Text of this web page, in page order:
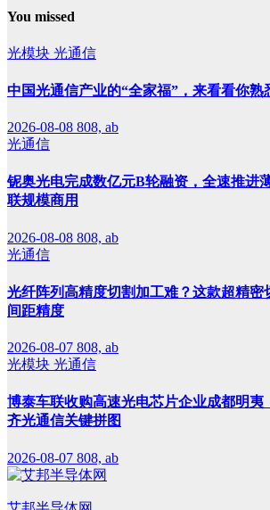
You missed
光模块 光通信
中国光通信产业的“全家福”，来看看你熟
2026-08-08 808, ab
光通信
铌奥光电完成数亿元B轮融资，全速推进
联规模商用
2026-08-08 808, ab
光通信
光纤阵列高精度切割加工难？这款超精密
间距精度
2026-08-07 808, ab
光模块 光通信
博泰车联收购高速光电芯片企业成都明夷
齐光通信关键拼图
2026-08-07 808, ab